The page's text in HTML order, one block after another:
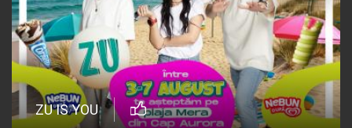
ZU IS YOU